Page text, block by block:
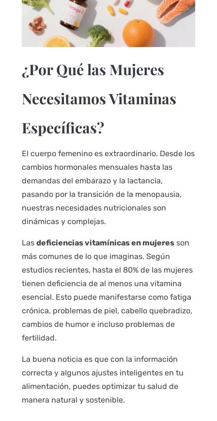
¿Por Qué las Mujeres
Necesitamos Vitaminas
Específicas?
El cuerpo femenino es extraordinario. Desde los
cambios hormonales mensuales hasta las
demandas del embarazo y la lactancia,
pasando por la transición de la menopausia,
nuestras necesidades nutricionales son
dinámicas y complejas.
Las deficiencias vitamínicas en mujeresson
más comunes de lo que imaginas. Según
estudios recientes, hasta el 80% de las mujeres
tienen deficiencia de al menos una vitamina
esencial. Esto puede manifestarse como fatiga
crónica, problemas de piel, cabello quebradizo,
cambios de humor e incluso problemas de
fertilidad.
La buena noticia es que con la información
correcta y algunos ajustes inteligentes en tu
alimentación, puedes optimizar tu salud de
manera natural y sostenible.